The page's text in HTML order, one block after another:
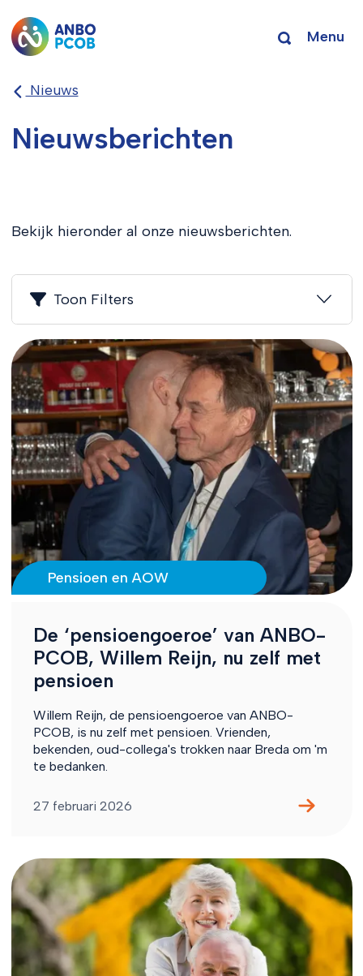
Menu
Nieuws
Nieuwsberichten
Bekijk hieronder al onze nieuwsberichten.
Toon Filters
Pensioen en AOW
De ‘pensioengoeroe’ van ANBO-
PCOB, Willem Reijn, nu zelf met
pensioen
Willem Reijn, de pensioengoeroe van ANBO-
PCOB, is nu zelf met pensioen. Vrienden,
bekenden, oud-collega's trokken naar Breda om 'm
te bedanken.
27 februari 2026